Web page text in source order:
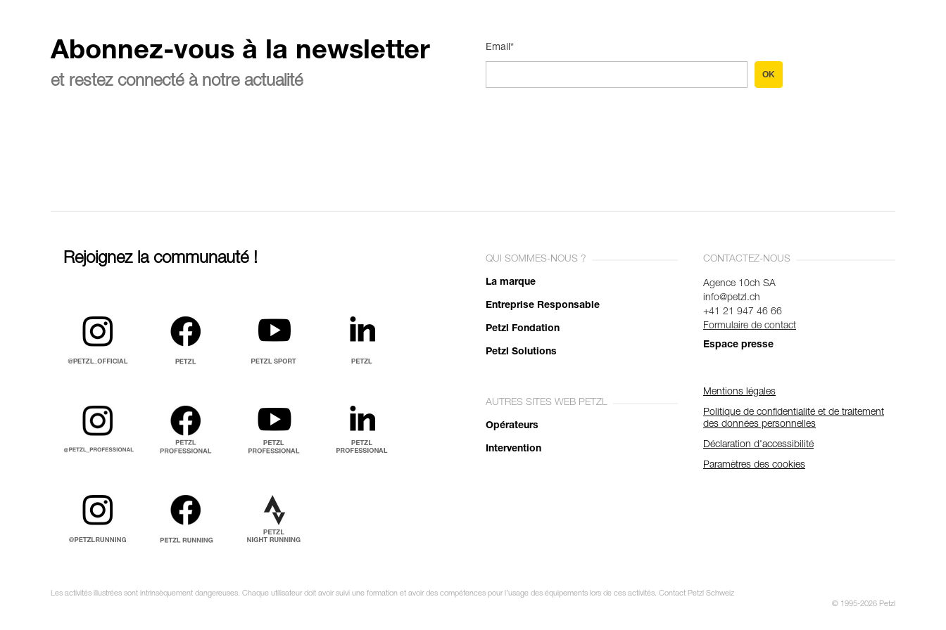
Abonnez-vous à la newsletter
et restez connecté à notre actualité
Email*
OK
Rejoignez la communauté ! QUI SOMMES-NOUS ?
La marque
Entreprise Responsable
Petzl Fondation
Petzl Solutions
AUTRES SITES WEB PETZL
Opérateurs
Intervention
CONTACTEZ-NOUS
Agence 10ch SA
info@petzl.ch
+41 21 947 46 66
Formulaire de contact
Espace presse
Mentions légales
Politique de confidentialité et de traitement
des données personnelles
Déclaration d'accessibilité
Paramètres des cookies
Les activités illustrées sont intrinsèquement dangereuses. Chaque utilisateur doit avoir suivi une formation et avoir des compétences pour l’usage des équipements lors de ces activités. Contact Petzl Schweiz
© 1995-2026 Petzl